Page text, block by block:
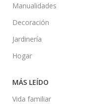
Manualidades
Decoración
Jardinería
Hogar
MÁS LEÍDO
Vida familiar